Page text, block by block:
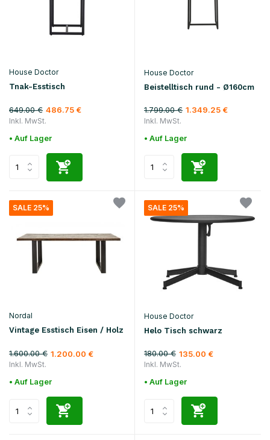
House Doctor
Tnak-Esstisch
649.00 € 486.75 €
Inkl. MwSt.
• Auf Lager
House Doctor
Beistelltisch rund - Ø160cm
1.799.00 € 1.349.25 €
Inkl. MwSt.
• Auf Lager
SALE 25%
Nordal
Vintage Esstisch Eisen / Holz
1.600.00 € 1.200.00 €
Inkl. MwSt.
• Auf Lager
SALE 25%
House Doctor
Helo Tisch schwarz
180.00 € 135.00 €
Inkl. MwSt.
• Auf Lager